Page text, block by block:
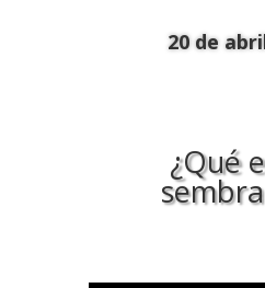
20 de
¿Qué